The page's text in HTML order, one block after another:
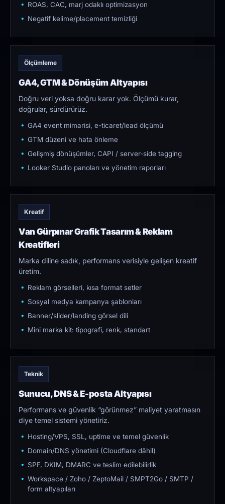
ROAS, CAC, marj odaklı optimizasyon
Negatif kelime/placement temizliği
Ölçümleme
GA4, GTM & Dönüşüm Altyapısı
Doğru veri yoksa doğru karar yok. Ölçümü kurar,
doğrular, sürdürürüz.
GA4 event mimarisi, e-ticaret/lead ölçümü
GTM düzeni ve hata önleme
Gelişmiş dönüşümler, CAPI / server-side tagging
Looker Studio panoları ve yönetim raporları
Kreatif
Van Gürpınar Grafik Tasarım & Reklam
Kreatifleri
Marka diline sadık, performans verisiyle gelişen kreatif
üretim.
Reklam görselleri, kısa format setler
Sosyal medya kampanya şablonları
Banner/slider/landing görsel dili
Mini marka kit: tipografi, renk, standart
Teknik
Sunucu, DNS & E-posta Altyapısı
Performans ve güvenlik “görünmez” maliyet yaratmasın
diye temel sistemi yönetiriz.
Hosting/VPS, SSL, uptime ve temel güvenlik
Domain/DNS yönetimi (Cloudflare dâhil)
SPF, DKIM, DMARC ve teslim edilebilirlik
Workspace / Zoho / ZeptoMail / SMPT2Go / SMTP /
form altyapıları